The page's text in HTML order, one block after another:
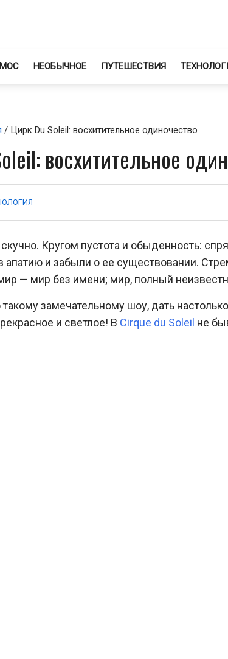
НЕОБЫЧНОЕ ПУТЕШЕСТВИЯ
/ Цирк Du Soleil: восхитительное одиночество
восхитительное
Кругом пустота и обыденность:
и забыли о ее существовании.
— мир без имени; мир, полный
замечательному шоу, дать
и светлое! В Cirque du Soleil не